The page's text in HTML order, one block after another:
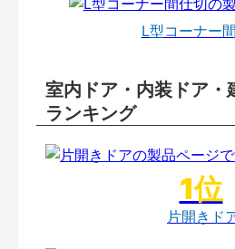
L型コーナー
室内ドア・内装ドア・
ランキング
片開きド